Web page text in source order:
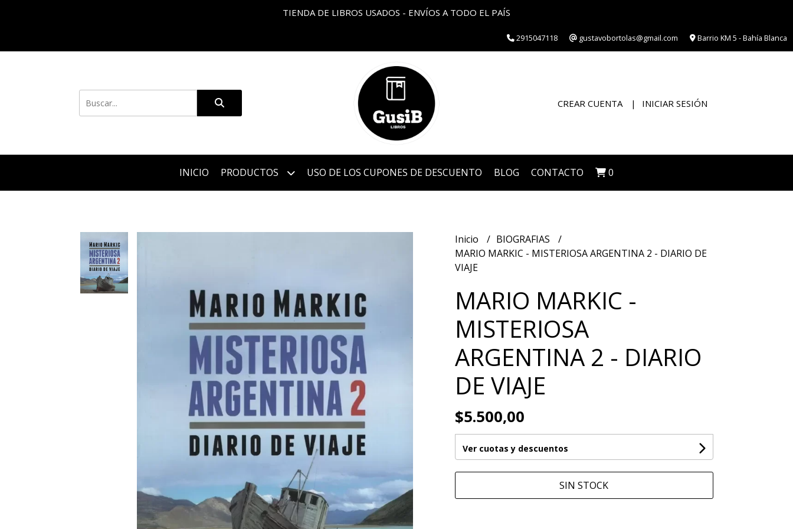
TIENDA DE LIBROS USADOS - ENVÍOS A TODO EL PAÍS
2915047118 gustavobortolas@gmail.com Barrio KM 5 - Bahía Blanca
CREAR CUENTA INICIAR SESIÓN
INICIO PRODUCTOS USO DE LOS CUPONES DE DESCUENTO BLOG CONTACTO 0
Inicio
BIOGRAFIAS
MARIO MARKIC - MISTERIOSA ARGENTINA 2 - DIARIO DE
VIAJE
MARIO MARKIC -
MISTERIOSA
ARGENTINA 2 - DIARIO
DE VIAJE
$5.500,00
Ver cuotas y descuentos
SIN STOCK